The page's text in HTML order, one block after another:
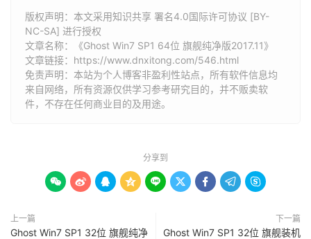
版权声明：本文采用知识共享 署名4.0国际许可协议 [BY-
NC-SA] 进行授权
文章名称：《Ghost Win7 SP1 64位 旗舰纯净版2017.11》
文章链接： https://www.dnxitong.com/546.html
免责声明：本站为个人博客非盈利性站点，所有软件信息均
来自网络，所有资源仅供学习参考研究目的，并不贩卖软
件，不存在任何商业目的及用途。
分享到
        
上一篇
Ghost Win7 SP1 32位 旗舰纯净
下一篇
Ghost Win7 SP1 32位 旗舰装机